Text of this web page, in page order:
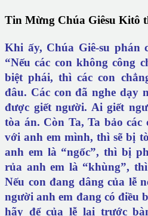
Tin Mừng Chúa Giêsu Kitô
Khi ấy, Chúa Giê-su phán
“Nếu các con không công
biệt phái, thì các con
đâu. Các con đã nghe dạy
được giết người. Ai giết
tòa án. Còn Ta, Ta bảo
với anh em mình, thì sẽ bị
anh em là “ngốc”, thì bị
rủa anh em là “khùng”,
Nếu con đang dâng của lễ
người anh em đang có điều
hãy để của lễ lại trước